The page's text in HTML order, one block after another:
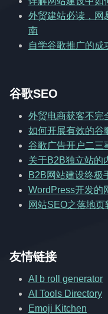
外贸建站必读，网
南
自学谷歌推广的成
谷歌SEO
外贸电商获客不完
如何开展有效的谷
谷歌广告开户二三
关于B2B独立站的
B2B网站建设终极
WordPress开发的
网站SEO之落地页
友情链接
AI b roll generator
AI Tools Directory
Emoji Kitchen